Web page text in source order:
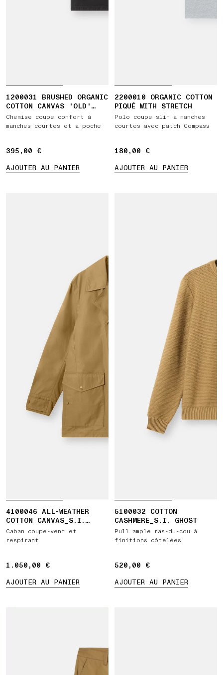
1200031 BRUSHED ORGANIC
COTTON CANVAS 'OLD'
EFFECT
Chemise coupe confort à
manches courtes et à poche
395,00 €
395,00 €
AJOUTER AU PANIER
2200010 ORGANIC COTTON
PIQUÉ WITH STRETCH
Polo coupe slim à manches
courtes avec patch Compass
180,00 €
180,00 €
AJOUTER AU PANIER
4100046 ALL-WEATHER
COTTON CANVAS_S.I.
GHOST
Caban coupe-vent et
respirant
1.050,00 €
1.050,00 €
AJOUTER AU PANIER
5100032 COTTON
CASHMERE_S.I. GHOST
Pull ample ras-du-cou à
finitions côtelées
520,00 €
520,00 €
AJOUTER AU PANIER